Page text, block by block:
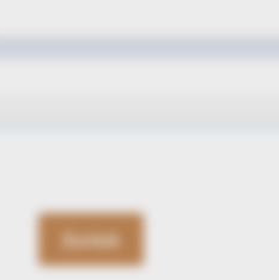
Zurück